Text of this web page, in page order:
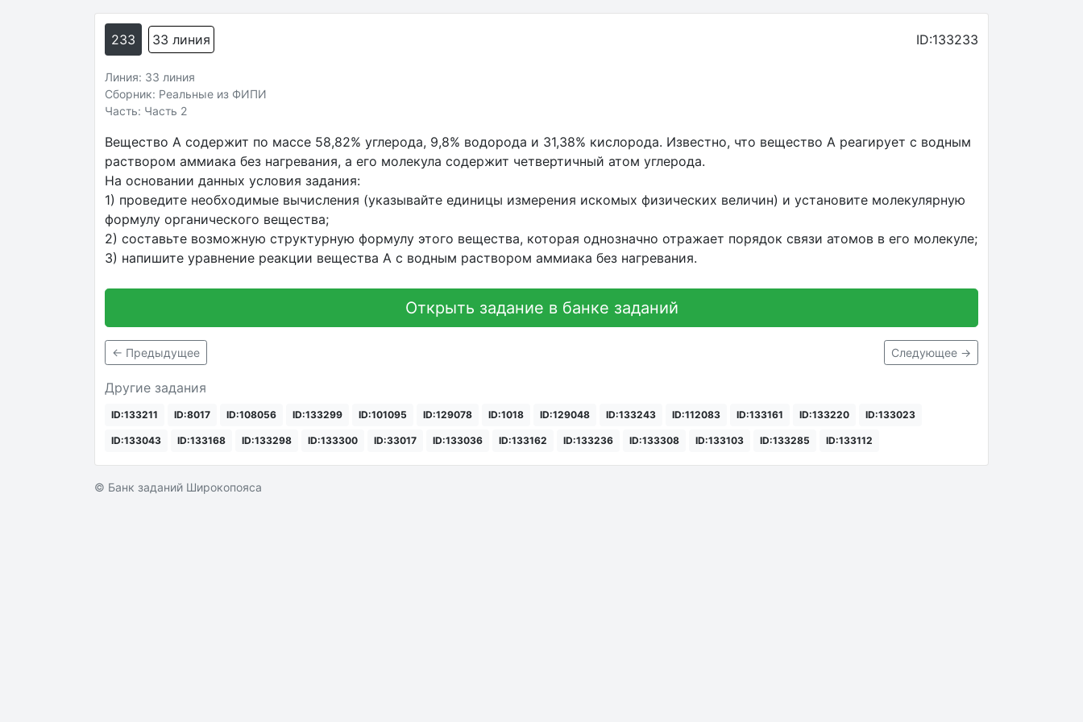
233 33 линия ID:133233
Линия: 33 линия
Сборник: Реальные из ФИПИ
Часть: Часть 2
Вещество A содержит по массе 58,82% углерода, 9,8% водорода и 31,38% кислорода. Известно, что вещество А реагирует с водным
раствором аммиака без нагревания, а его молекула содержит четвертичный атом углерода.
На основании данных условия задания:
1) проведите необходимые вычисления (указывайте единицы измерения искомых физических величин) и установите молекулярную
формулу органического вещества;
2) составьте возможную структурную формулу этого вещества, которая однозначно отражает порядок связи атомов в его молекуле;
3) напишите уравнение реакции вещества А с водным раствором аммиака без нагревания.
Открыть задание в банке заданий
← Предыдущее Следующее →
Другие задания
ID:133211 ID:8017 ID:108056 ID:133299 ID:101095 ID:129078 ID:1018 ID:129048 ID:133243 ID:112083 ID:133161 ID:133220 ID:133023
ID:133043 ID:133168 ID:133298 ID:133300 ID:33017 ID:133036 ID:133162 ID:133236 ID:133308 ID:133103 ID:133285 ID:133112
© Банк заданий Широкопояса